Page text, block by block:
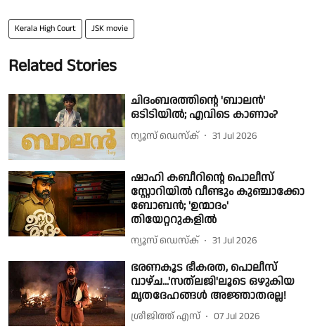
Kerala High Court JSK movie
Related Stories
ചിദംബരത്തിന്റെ 'ബാലൻ'
ഒടിടിയിൽ; എവിടെ കാണാം?
ന്യൂസ് ഡെസ്ക് 31 Jul 2026
ഷാഹി കബീറിന്റെ പൊലീസ്
സ്റ്റോറിയിൽ വീണ്ടും കുഞ്ചാക്കോ
ബോബൻ; 'ഉന്മാദം'
തിയേറ്ററുകളിൽ
ന്യൂസ് ഡെസ്ക് 31 Jul 2026
ഭരണകൂട ഭീകരത, പൊലീസ്
വാഴ്ച...'സത്‌ലജി'ലൂടെ ഒഴുകിയ
മൃതദേഹങ്ങൾ അജ്ഞാതരല്ല!
ശ്രീജിത്ത് എസ് 07 Jul 2026